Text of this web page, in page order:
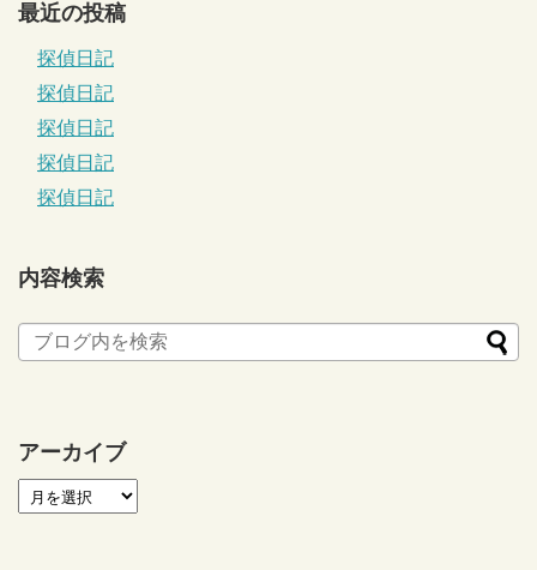
最近の投稿
探偵日記
探偵日記
探偵日記
探偵日記
探偵日記
内容検索
アーカイブ